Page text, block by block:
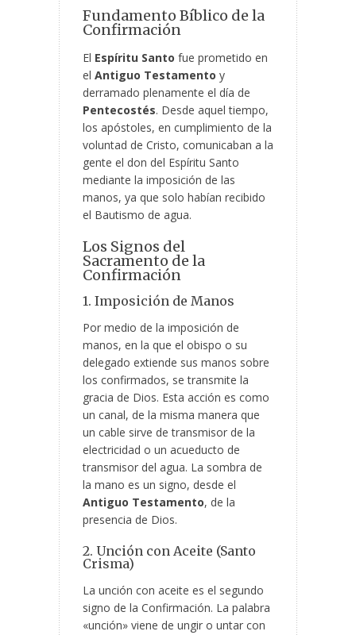
Fundamento Bíblico de la
Confirmación
El Espíritu Santo fue prometido en
el Antiguo Testamento y
derramado plenamente el día de
Pentecostés. Desde aquel tiempo,
los apóstoles, en cumplimiento de la
voluntad de Cristo, comunicaban a la
gente el don del Espíritu Santo
mediante la imposición de las
manos, ya que solo habían recibido
el Bautismo de agua.
Los Signos del
Sacramento de la
Confirmación
1. Imposición de Manos
Por medio de la imposición de
manos, en la que el obispo o su
delegado extiende sus manos sobre
los confirmados, se transmite la
gracia de Dios. Esta acción es como
un canal, de la misma manera que
un cable sirve de transmisor de la
electricidad o un acueducto de
transmisor del agua. La sombra de
la mano es un signo, desde el
Antiguo Testamento, de la
presencia de Dios.
2. Unción con Aceite (Santo
Crisma)
La unción con aceite es el segundo
signo de la Confirmación. La palabra
«unción» viene de ungir o untar con